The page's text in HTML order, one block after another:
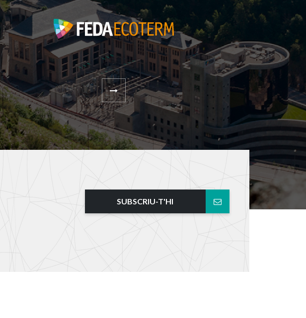
SUBSCRIU-T'HI